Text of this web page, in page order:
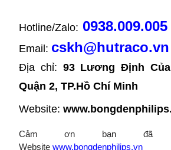
Hotline/Zalo: 0938.009.005
Email: cskh@hutraco.vn
Địa chỉ: 93 Lương Định
Quận 2, TP.Hồ Chí Minh
Website:
Cảm ơn bạn đã
Website www.bongdenphilips.vn